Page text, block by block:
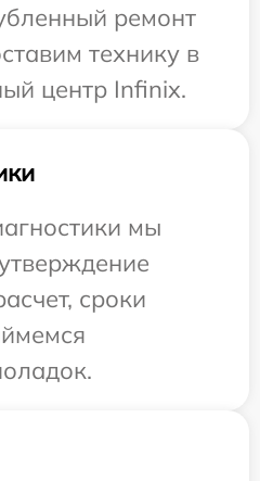
ремонт
технику в
центр Infinix.
мы
сроки